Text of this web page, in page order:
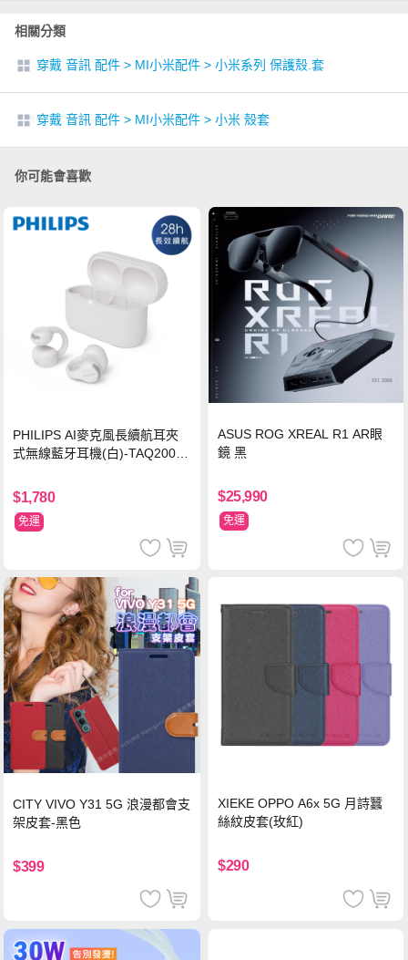
相關分類
穿戴 音訊 配件 > MI小米配件 > 小米系列 保護殼.套
穿戴 音訊 配件 > MI小米配件 > 小米 殼套
你可能會喜歡
PHILIPS AI麥克風長續航耳夾
式無線藍牙耳機(白)-TAQ2000
$1,780
免運
ASUS ROG XREAL R1 AR眼
鏡 黑
$25,990
免運
CITY VIVO Y31 5G 浪漫都會支
架皮套-黑色
$399
XIEKE OPPO A6x 5G 月詩蠶
絲紋皮套(玫紅)
$290